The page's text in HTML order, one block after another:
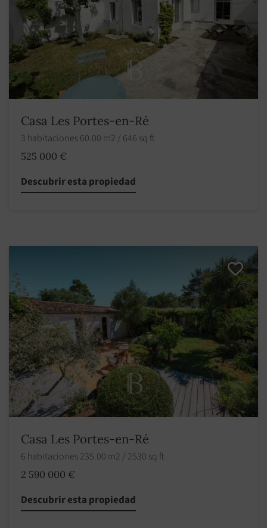
Casa Les Portes-en-Ré
3 habitaciones 60.00 m2 / 646 sq ft
525 000 €
Descubrir esta propiedad
Casa Les Portes-en-Ré
6 habitaciones 235.00 m2 / 2530 sq ft
2 590 000 €
Descubrir esta propiedad